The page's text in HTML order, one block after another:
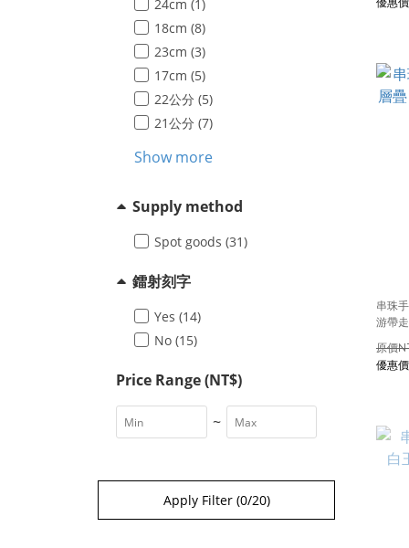
Apply Filter (0/20)
24cm (1)
18cm (8)
23cm (3)
17cm (5)
22公分 (5)
21公分 (7)
Show more
Supply method
Spot goods (31)
鐳射刻字
Yes (14)
No (15)
Price Range (NT$)
~
串珠
游帶